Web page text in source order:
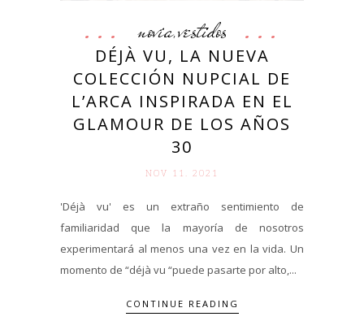
novia,vestidos
DÉJÀ VU, LA NUEVA
COLECCIÓN NUPCIAL DE
L’ARCA INSPIRADA EN EL
GLAMOUR DE LOS AÑOS
30
NOV 11. 2021
'Déjà vu' es un extraño sentimiento de
familiaridad que la mayoría de nosotros
experimentará al menos una vez en la vida. Un
momento de “déjà vu “puede pasarte por alto,...
CONTINUE READING